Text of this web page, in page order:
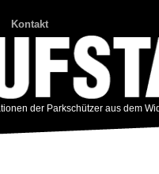
Kontakt
der Parkschützer aus dem